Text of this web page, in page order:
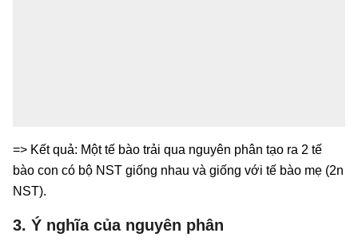
=> Kết quả: Một tế bào trải qua nguyên phân tạo ra 2 tế
bào con có bộ NST giống nhau và giống với tế bào mẹ (2n
NST).
3. Ý nghĩa của nguyên phân